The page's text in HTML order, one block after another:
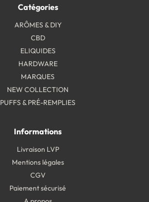
Catégories
ARÔMES & DIY
CBD
ELIQUIDES
HARDWARE
MARQUES
NEW COLLECTION
PUFFS & PRÉ-REMPLIES
Informations
Livraison LVP
Mentions légales
CGV
Paiement sécurisé